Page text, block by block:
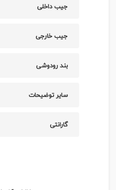
جیب داخلی
جیب خارجی
بند رودوشی
سایر توضیحات
گارانتی